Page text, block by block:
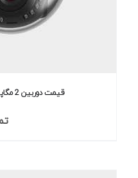
قیمت دوربین 2 مگاپیکسلی هایلوک مدل IPC‐D120H